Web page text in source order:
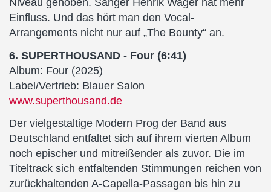
Niveau gehoben. Sänger Henrik Wager hat mehr
Einfluss. Und das hört man den Vocal-
Arrangements nicht nur auf „The Bounty“ an.
6. SUPERTHOUSAND - Four (6:41)
Album: Four (2025)
Label/Vertrieb: Blauer Salon
www.superthousand.de
Der vielgestaltige Modern Prog der Band aus
Deutschland entfaltet sich auf ihrem vierten Album
noch epischer und mitreißender als zuvor. Die im
Titeltrack sich entfaltenden Stimmungen reichen von
zurückhaltenden A-Capella-Passagen bis hin zu